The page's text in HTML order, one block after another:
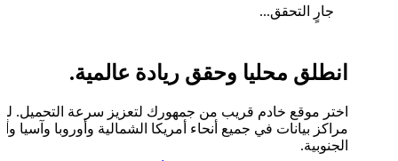
جارٍ التحقق...
انطلق محليا وحقق ريادة عالمية.
اختر موقع خادم قريب من جمهورك لتعزيز سرعة التحميل.
مراكز بيانات في جميع أنحاء أمريكا الشمالية وأوروبا وآسيا
الجنوبية.